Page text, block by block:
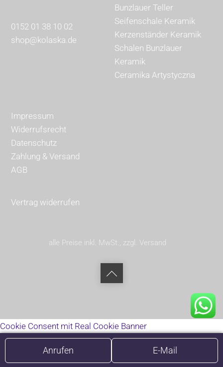
0152 01 38 10 02
shop@kolaska.de
Bunzlauer Teller
Seifenschale Keramik
Kerzenständer Keramik
Schalen Bunzlauer
Keramik
Ceramika Artystyczna
Impressum
Widerrufsrecht
Datenschutz
Zahlung & Versand
AGB
Vertrag widerrufen
Back
alle Preise inkl. MwSt., zzgl. Versand
Anrufen E-Mail
Cookie Consent mit Real Cookie Banner